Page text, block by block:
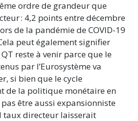
ordre de grandeur que
: 4,2 points entre décembre
de la pandémie de COVID-19
peut également signifier
reste à venir parce que le
par l’Eurosystème va
si bien que le cycle
de la politique monétaire en
être aussi expansionniste
taux directeur laisserait